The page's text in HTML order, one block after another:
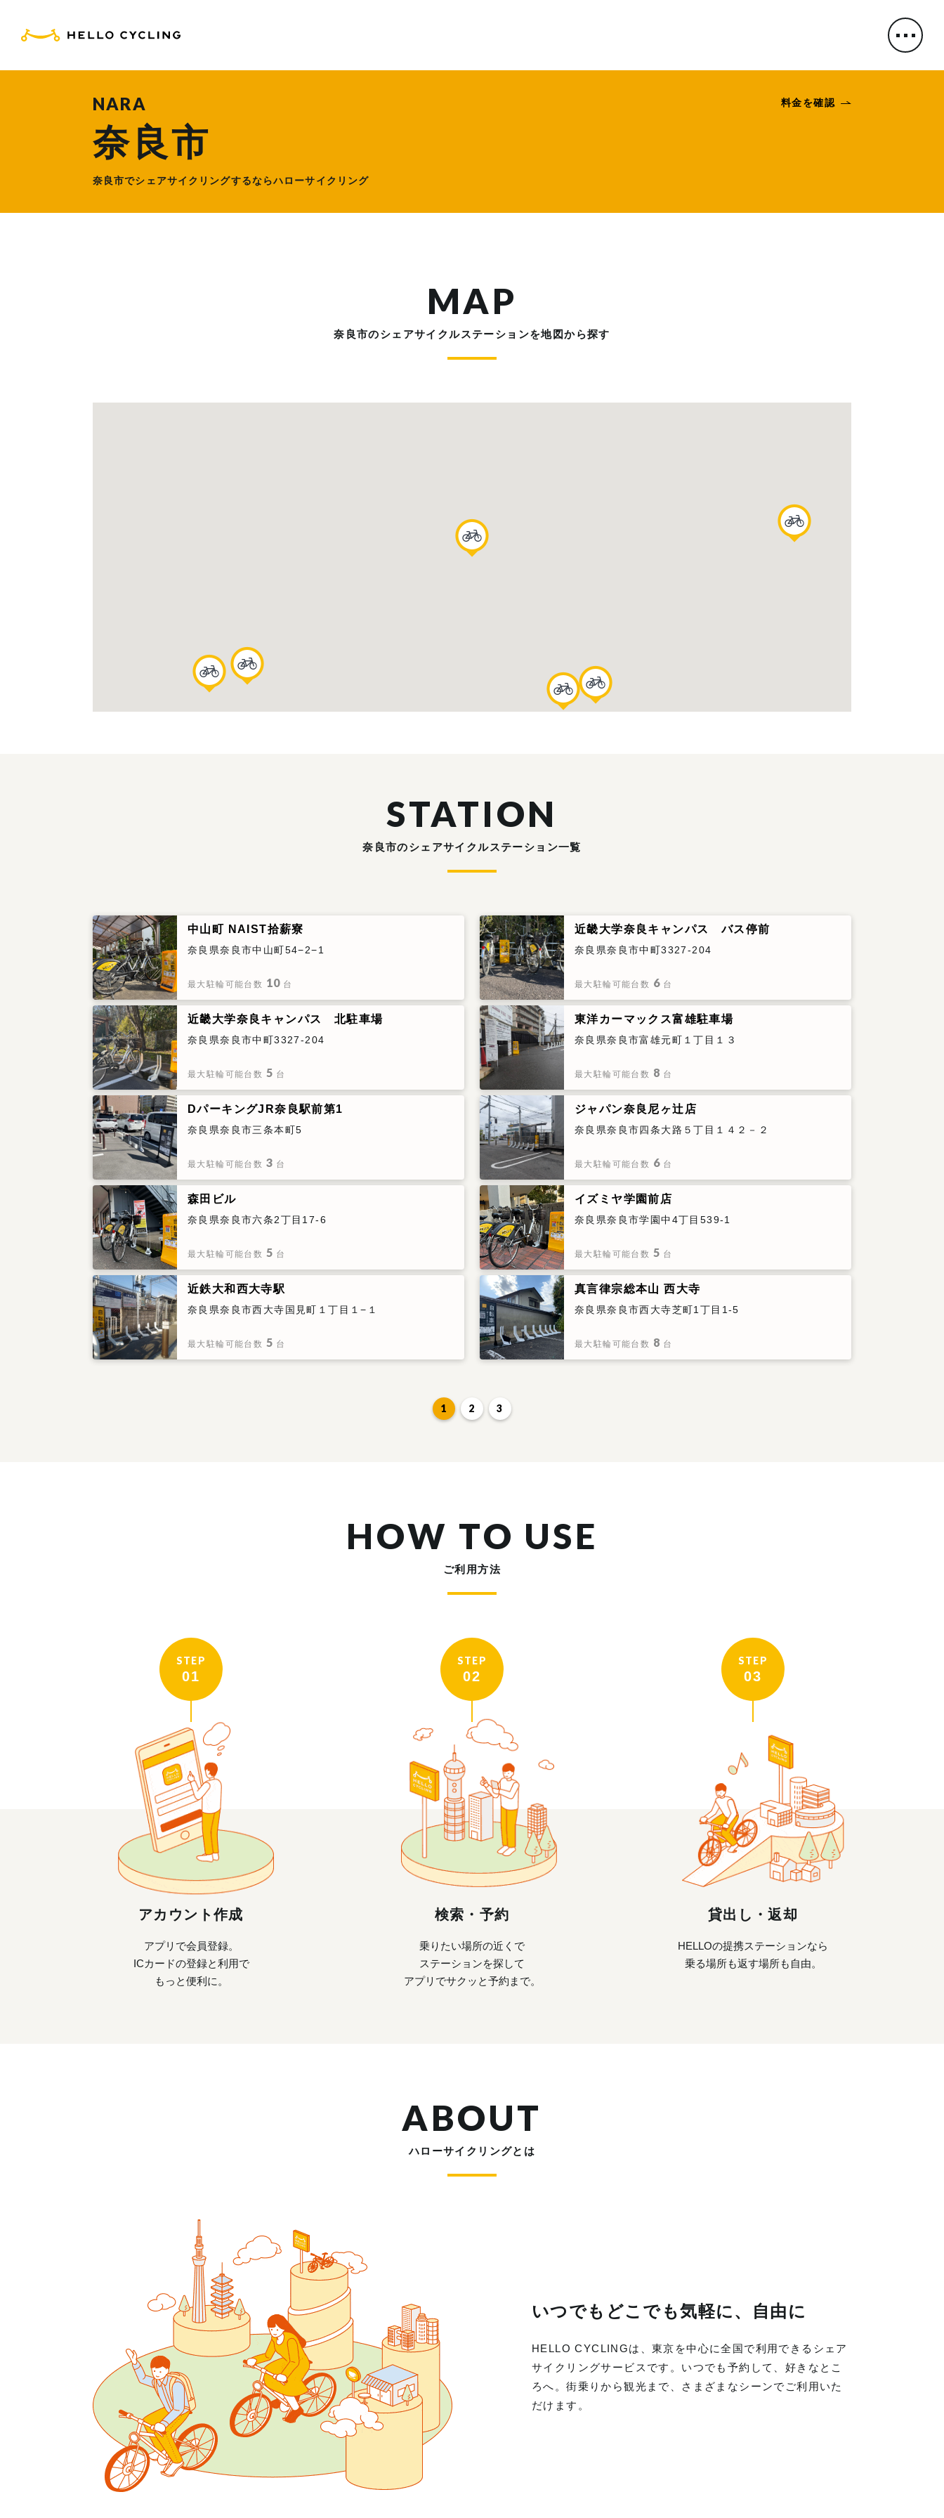
NARA
奈良市
奈良市でシェアサイクリングするならハローサイクリング
料金を確認
MAP
奈良市のシェアサイクルステーションを地図から探す
STATION
奈良市のシェアサイクルステーション一覧
中山町 NAIST拾薪寮
奈良県奈良市中山町54−2−1
最大駐輪可能台数 10 台
近畿大学奈良キャンパス バス停前
奈良県奈良市中町3327-204
最大駐輪可能台数 6 台
近畿大学奈良キャンパス 北駐車場
奈良県奈良市中町3327-204
最大駐輪可能台数 5 台
東洋カーマックス富雄駐車場
奈良県奈良市富雄元町１丁目１３
最大駐輪可能台数 8 台
DパーキングJR奈良駅前第1
奈良県奈良市三条本町5
最大駐輪可能台数 3 台
ジャパン奈良尼ヶ辻店
奈良県奈良市四条大路５丁目１４２－２
最大駐輪可能台数 6 台
森田ビル
奈良県奈良市六条2丁目17-6
最大駐輪可能台数 5 台
イズミヤ学園前店
奈良県奈良市学園中4丁目539-1
最大駐輪可能台数 5 台
近鉄大和西大寺駅
奈良県奈良市西大寺国見町１丁目１−１
最大駐輪可能台数 5 台
真言律宗総本山 西大寺
奈良県奈良市西大寺芝町1丁目1-5
最大駐輪可能台数 8 台
1 2 3
HOW TO USE
ご利用方法
STEP
01
アカウント作成
アプリで会員登録。
ICカードの登録と利用で
もっと便利に。
STEP
02
検索・予約
乗りたい場所の近くで
ステーションを探して
アプリでサクッと予約まで。
STEP
03
貸出し・返却
HELLOの提携ステーションなら
乗る場所も返す場所も自由。
ABOUT
ハローサイクリングとは
いつでもどこでも気軽に、自由に
HELLO CYCLINGは、東京を中心に全国で利用できるシェア
サイクリングサービスです。いつでも予約して、好きなとこ
ろへ。街乗りから観光まで、さまざまなシーンでご利用いた
だけます。